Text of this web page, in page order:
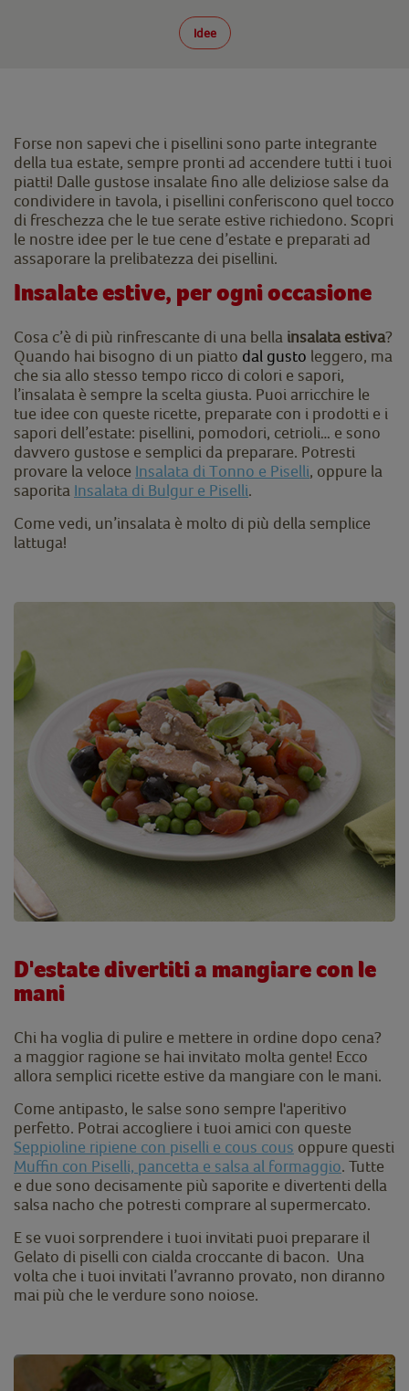
Idee
Forse non sapevi che i pisellini sono parte integrante
della tua estate, sempre pronti ad accendere tutti i tuoi
piatti! Dalle gustose insalate fino alle deliziose salse da
condividere in tavola, i pisellini conferiscono quel tocco
di freschezza che le tue serate estive richiedono. Scopri
le nostre idee per le tue cene d’estate e preparati ad
assaporare la prelibatezza dei pisellini.
Insalate estive, per ogni occasione
Cosa c’è di più rinfrescante di una bella insalata estiva?
Quando hai bisogno di un piatto dal gusto leggero, ma
che sia allo stesso tempo ricco di colori e sapori,
l’insalata è sempre la scelta giusta. Puoi arricchire le
tue idee con queste ricette, preparate con i prodotti e i
sapori dell’estate: pisellini, pomodori, cetrioli… e sono
davvero gustose e semplici da preparare. Potresti
provare la veloce Insalata di Tonno e Piselli, oppure la
saporita Insalata di Bulgur e Piselli.
Come vedi, un’insalata è molto di più della semplice
lattuga!
D'estate divertiti a mangiare con le
mani
Chi ha voglia di pulire e mettere in ordine dopo cena?
a maggior ragione se hai invitato molta gente! Ecco
allora semplici ricette estive da mangiare con le mani.
Come antipasto, le salse sono sempre l'aperitivo
perfetto. Potrai accogliere i tuoi amici con queste
Seppioline ripiene con piselli e cous cous oppure questi
Muffin con Piselli, pancetta e salsa al formaggio. Tutte
e due sono decisamente più saporite e divertenti della
salsa nacho che potresti comprare al supermercato.
E se vuoi sorprendere i tuoi invitati puoi preparare il
Gelato di piselli con cialda croccante di bacon. Una
volta che i tuoi invitati l’avranno provato, non diranno
mai più che le verdure sono noiose.